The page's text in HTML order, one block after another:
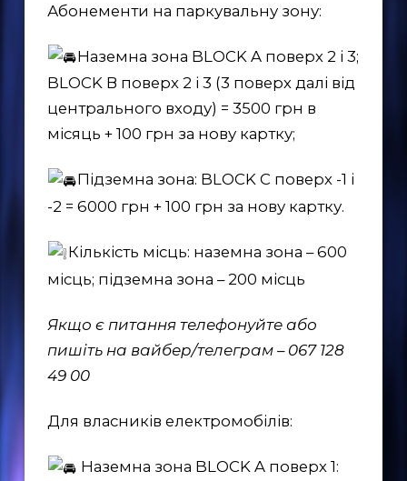
Абонементи на паркувальну зону:
Наземна зона BLOCK A поверх 2 і 3;
BLOCK В поверх 2 і 3 (3 поверх далі від
центрального входу) = 3500 грн в
місяць + 100 грн за нову картку;
Підземна зона: BLOCK С поверх -1 і
-2 = 6000 грн + 100 грн за нову картку.
Кількість місць: наземна зона – 600
місць; підземна зона – 200 місць
Якщо є питання телефонуйте або
пишіть на вайбер/телеграм – 067 128
49 00
Для власників електромобілів:
Наземна зона BLOCK A поверх 1:
EN
UK